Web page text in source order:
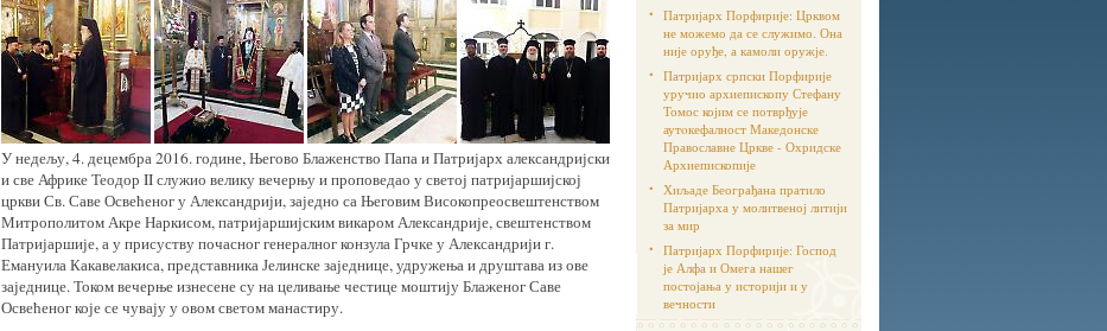
У недељу, 4. децембра 2016. године, Његово Блаженство Папа и Патријарх александријски
и све Африке Теодор II служио велику вечерњу и проповедао у светој патријаршијској
цркви Св. Саве Освећеног у Александрији, заједно са Његовим Високопреосвештенством
Митрополитом Акре Наркисом, патријаршијским викаром Александрије, свештенством
Патријаршије, а у присуству почасног генералног конзула Грчке у Александрији г.
Емануила Какавелакиса, представника Јелинске заједнице, удружења и друштава из ове
заједнице. Током вечерње изнесене су на целивање честице моштију Блаженог Саве
Освећеног које се чувају у овом светом манастиру.
Патријарх Порфирије: Црквом
не можемо да се служимо. Она
није оруђе, а камоли оружје.
Патријарх српски Порфирије
уручио архиепископу Стефану
Томос којим се потврђује
аутoкефалност Македонске
Православне Цркве - Охридске
Архиепископије
Хиљаде Београђана пратило
Патријарха у молитвеној литији
за мир
Патријарх Порфирије: Господ
је Алфа и Омега нашег
постојања у историји и у
вечности